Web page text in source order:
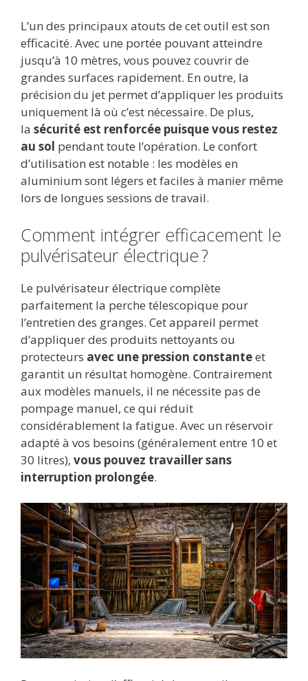
L’un des principaux atouts de cet outil est son
efficacité. Avec une portée pouvant atteindre
jusqu’à 10 mètres, vous pouvez couvrir de
grandes surfaces rapidement. En outre, la
précision du jet permet d’appliquer les produits
uniquement là où c’est nécessaire. De plus,
la sécurité est renforcée puisque vous restez
au sol pendant toute l’opération. Le confort
d’utilisation est notable : les modèles en
aluminium sont légers et faciles à manier même
lors de longues sessions de travail.
Comment intégrer efficacement le
pulvérisateur électrique ?
Le pulvérisateur électrique complète
parfaitement la perche télescopique pour
l’entretien des granges. Cet appareil permet
d’appliquer des produits nettoyants ou
protecteurs avec une pression constanteet
garantit un résultat homogène. Contrairement
aux modèles manuels, il ne nécessite pas de
pompage manuel, ce qui réduit
considérablement la fatigue. Avec un réservoir
adapté à vos besoins (généralement entre 10 et
30 litres), vous pouvez travailler sans
interruption prolongée.